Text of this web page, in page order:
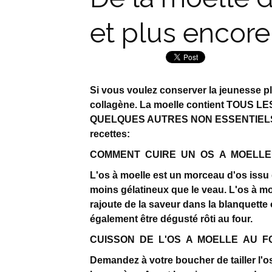
et plus encore
Si vous voulez conserver la jeunesse
collagène. La moelle contient TOUS
QUELQUES AUTRES NON
recettes:
COMMENT CUIRE UN OS A
L'os à moelle est un morceau d'os
moins gélatineux que le veau. L'os à
rajoute de la saveur dans la
également être dégusté rôti au four.
CUISSON DE L'OS A MOELLE AU
Demandez à votre boucher de tailler